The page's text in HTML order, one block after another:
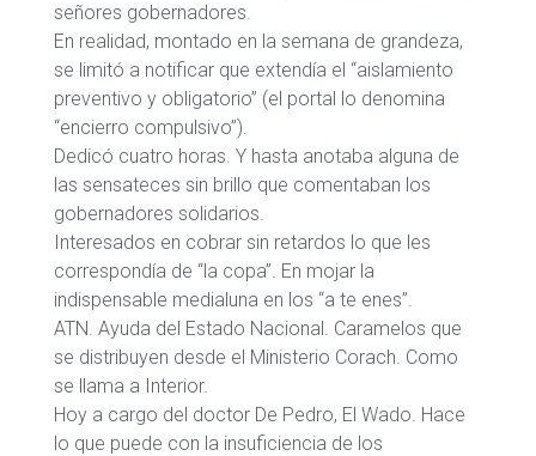
señores gobernadores.
En realidad, montado en la semana de grandeza,
se limitó a notificar que extendía el “aislamiento
preventivo y obligatorio” (el portal lo denomina
“encierro compulsivo”).
Dedicó cuatro horas. Y hasta anotaba alguna de
las sensateces sin brillo que comentaban los
gobernadores solidarios.
Interesados en cobrar sin retardos lo que les
correspondía de “la copa”. En mojar la
indispensable medialuna en los “a te enes”.
ATN. Ayuda del Estado Nacional. Caramelos que
se distribuyen desde el Ministerio Corach. Como
se llama a Interior.
Hoy a cargo del doctor De Pedro, El Wado. Hace
lo que puede con la insuficiencia de los